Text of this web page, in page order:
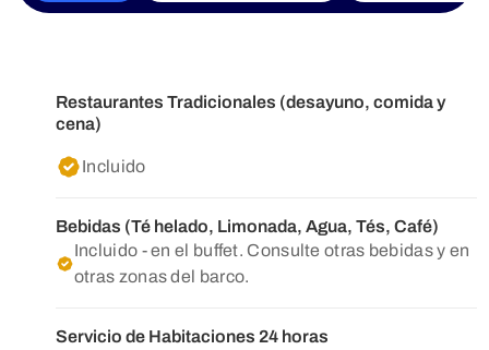
Restaurantes Tradicionales (desayuno, comida y
cena)
Incluido
Bebidas (Té helado, Limonada, Agua, Tés, Café)
Incluido - en el buffet. Consulte otras bebidas y en
otras zonas del barco.
Servicio de Habitaciones 24 horas